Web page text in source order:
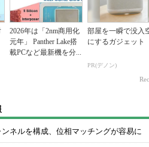
2026年は「2nm商用化
元年」 Panther Lake搭
載PCなど最新機を分...
部屋を一瞬で没入
にするガジェット
PR(デノン)
ネルを構成、位相マッチングが容易に